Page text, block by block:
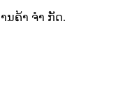
ນຄ້າ ຈຳ ກັດ.